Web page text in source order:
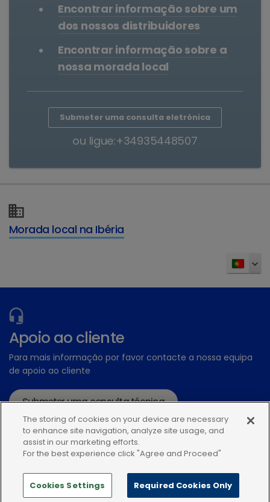
Encontrar informação sobre um
dos nossos distribuidores
Encontrar informação sobre a
nossa morada local
Submeter uma consulta eletrónica
ou ligue:+34935448507
Morada local na Ibéria
Apoio ao cliente
Para mais informação por favor contacte a nossa equipa
de apoio ao cliente
Submeter uma consulta técnica
ou ligue:+34935448507
The storing of cookies on your device are necessary
to enhance site navigation, analyze site usage, and
assist in our marketing efforts.
For the best experience click "Agree and Proceed"
Cookies Settings Required Cookies Only